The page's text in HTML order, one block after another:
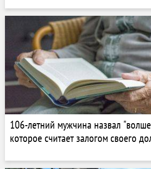
106-летний мужчина назвал
которое считает залогом своего